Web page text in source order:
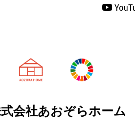
天理市の注文
会社あおぞらホーム